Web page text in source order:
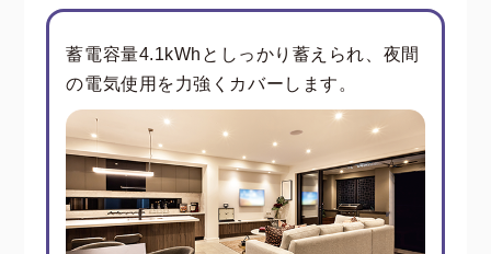
蓄電容量4.1kWhとしっかり蓄えられ、夜間
の電気使用を力強くカバーします。